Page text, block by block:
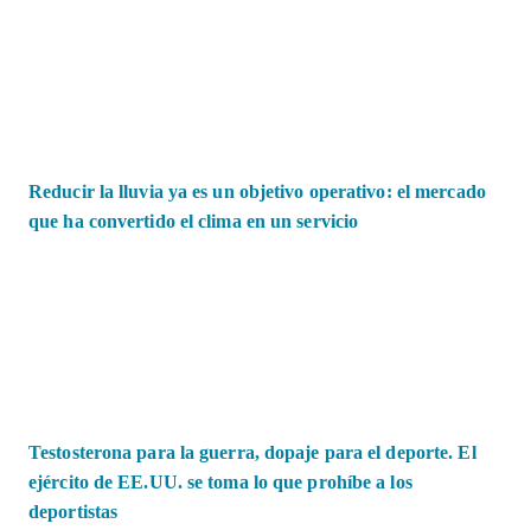
Reducir la lluvia ya es un objetivo operativo: el mercado
que ha convertido el clima en un servicio
Testosterona para la guerra, dopaje para el deporte. El
ejército de EE.UU. se toma lo que prohíbe a los
deportistas